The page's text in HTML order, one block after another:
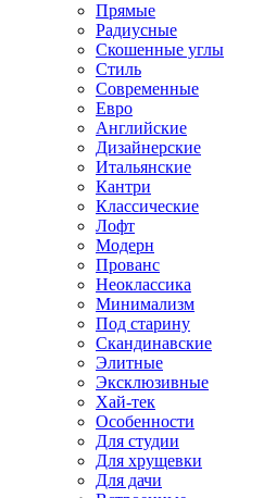
Прямые
Радиусные
Скошенные углы
Стиль
Современные
Евро
Английские
Дизайнерские
Итальянские
Кантри
Классические
Лофт
Модерн
Прованс
Неоклассика
Минимализм
Под старину
Скандинавские
Элитные
Эксклюзивные
Хай-тек
Особенности
Для студии
Для хрущевки
Для дачи